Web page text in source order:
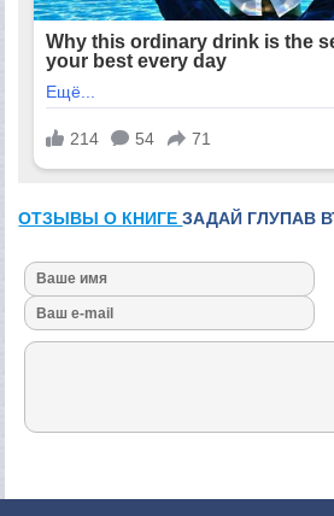
ОТЗЫВЫ О КНИГЕЗАДАЙ ГЛУПАВ